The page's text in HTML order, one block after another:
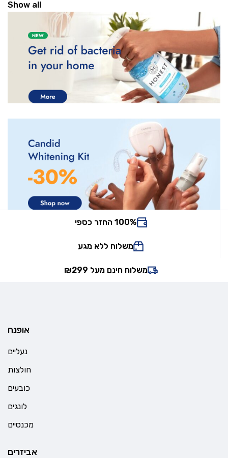
Show all
100% החזר כספי
משלוח ללא מגע
משלוח חינם מעל ₪299
אופנה
נעליים
חולצות
כובעים
לונגים
מכנסיים
אביזרים